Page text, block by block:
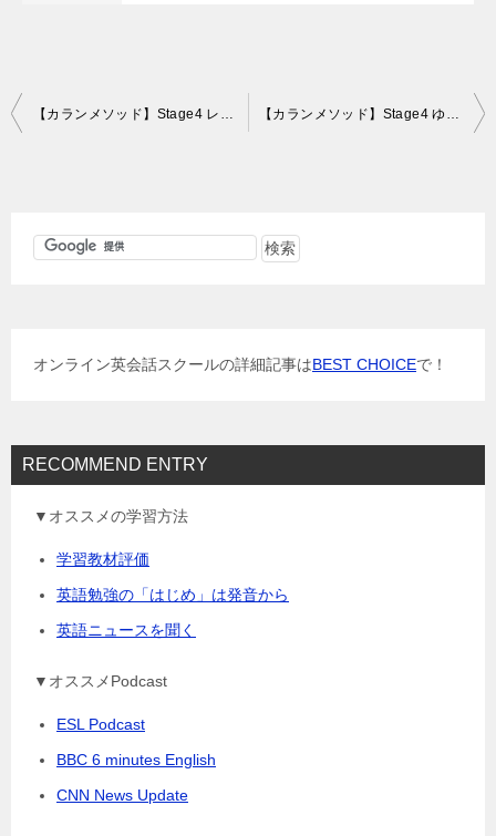
投
オンライン英会話スクールの詳細記事はBEST CHOICEで！
RECOMMEND ENTRY
▼オススメの学習方法
学習教材評価
英語勉強の「はじめ」は発音から
英語ニュースを聞く
▼オススメPodcast
ESL Podcast
BBC 6 minutes English
CNN News Update